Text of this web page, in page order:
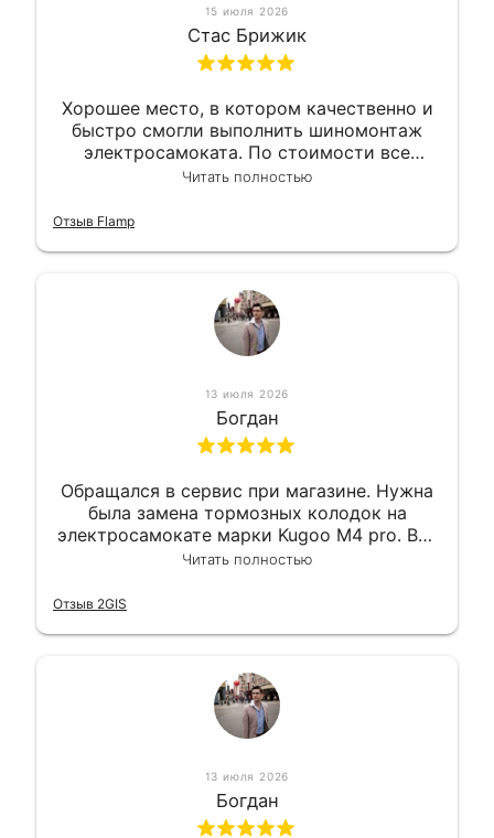
15 июля 2026
Стас Брижик
Хорошее место, в котором качественно и
быстро смогли выполнить шиномонтаж
электросамоката. По стоимости все
вышло вообще приемлемо хочу сказать.
Читать полностью
Отзыв Flamp
13 июля 2026
Богдан
Обращался в сервис при магазине. Нужна
была замена тормозных колодок на
электросамокате марки Kugoo M4 pro. Всё
сделали в лучшем виде и в максимально
гарантии, поэтому и обратился в этот
Читать полностью
Отзыв 2GIS
13 июля 2026
Богдан